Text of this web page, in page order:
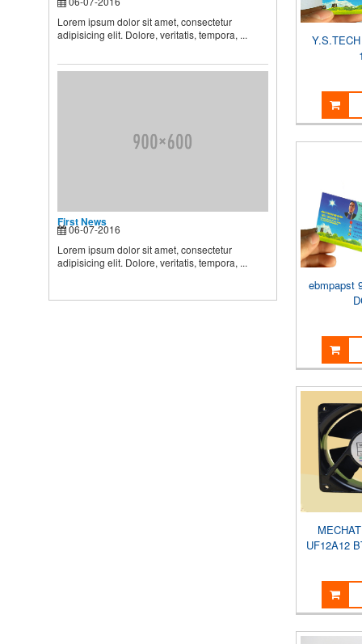
Lorem ipsum dolor sit amet, consectetur
adipisicing elit. Dolore, veritatis, tempora, ...
First News
06-07-2016
Lorem ipsum dolor sit amet, consectetur
adipisicing elit. Dolore, veritatis, tempora, ...
ebmpapst
UF12A12